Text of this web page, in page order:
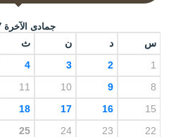
جمادى الآخرة 1447
س د ن ث
1
2
3
4
8
9
10
11
15
16
17
18
22
23
24
25